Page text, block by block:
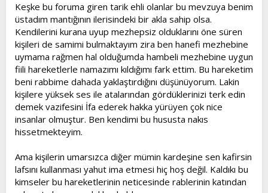
Keşke bu foruma giren tarik ehli olanlar bu mevzuya benim
üstadım mantığının ilerisindeki bir akla sahip olsa.
Kendilerini kurana uyup mezhepsiz olduklarını öne süren
kişileri de samimi bulmaktayım zira ben hanefi mezhebine
uymama rağmen hal olduğumda hambeli mezhebine uygun
fiili hareketlerle namazımı kıldığımı fark ettim. Bu hareketim
beni rabbime dahada yaklaştırdığını düşünüyorum. Lakin
kişilere yüksek ses ile atalarından gördüklerinizi terk edin
demek vazifesini İfa ederek hakka yürüyen çok nice
insanlar olmuştur. Ben kendimi bu hususta nakıs
hissetmekteyim.
Ama kişilerin umarsızca diğer mümin kardeşine sen kafirsin
lafsını kullanması yahut ima etmesi hiç hoş değil. Kaldıkı bu
kimseler bu hareketlerinin neticesinde rablerinin katından